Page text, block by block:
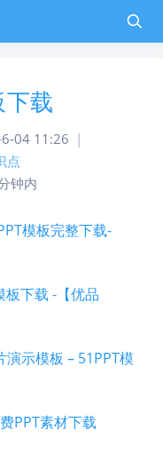
载
04 11:26 |
点
钟内
模板完整下载-
板下载 -【优品
演示模板 – 51PPT模
PPT素材下载